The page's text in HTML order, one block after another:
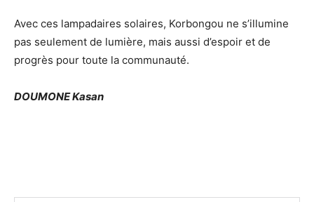
Avec ces lampadaires solaires, Korbongou ne s’illumine
pas seulement de lumière, mais aussi d’espoir et de
progrès pour toute la communauté.
DOUMONE Kasan